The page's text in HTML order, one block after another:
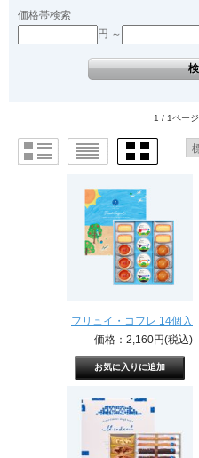
価格帯検索
円 ～
1 / 1ページ
フリュイ・コフレ 14個入
価格：2,160円(税込)